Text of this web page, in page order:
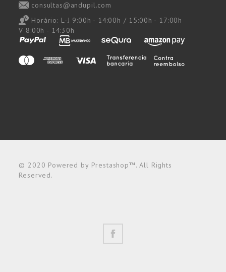
consultas@andupil.com
Horário: L-J 9:00h - 14:00h / 15:00h - 17:00h
V 8:00h - 14:30h
© 2020 Powered by Prestashop™. All Rights
Reserved.